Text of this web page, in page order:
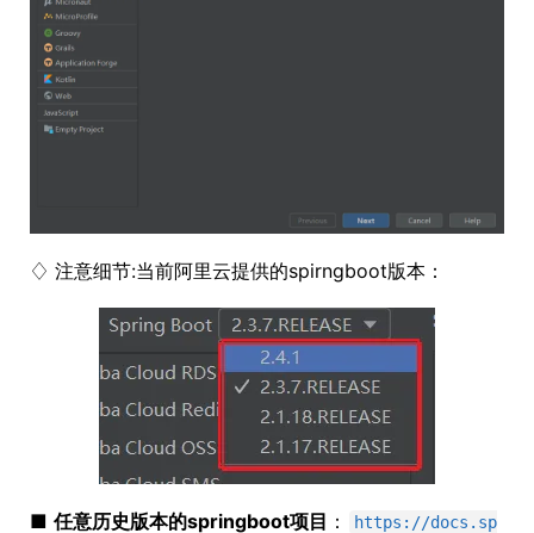
♢ 注意细节:当前阿里云提供的spirngboot版本：
■ 任意历史版本的springboot项目 ：
https://docs.sp